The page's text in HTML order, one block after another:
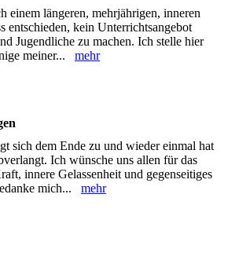
einem längeren, mehrjährigen, inneren
entschieden, kein Unterrichtsangebot
Jugendliche zu machen. Ich stelle hier
meiner... mehr
sich dem Ende zu und wieder einmal hat
Ich wünsche uns allen für das
innere Gelassenheit und gegenseitiges
mich... mehr